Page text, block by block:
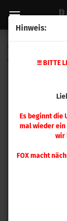
Hinweis:
!!! BITTE
Es beginnt die
mal wieder ein
wir
FOX macht
A3030)